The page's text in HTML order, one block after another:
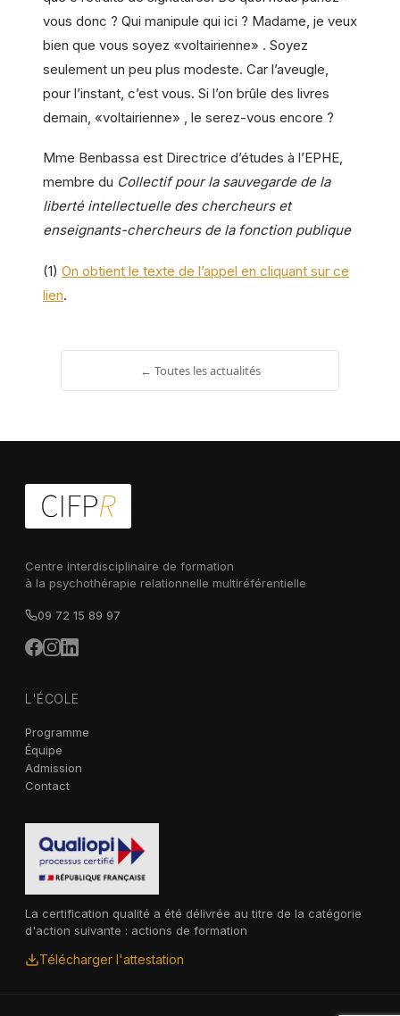
vous donc ? Qui manipule qui ici ? Madame, je veux
bien que vous soyez «voltairienne» . Soyez
seulement un peu plus modeste. Car l’aveugle,
pour l’instant, c’est vous. Si l’on brûle des livres
demain, «voltairienne» , le serez-vous encore ?
Mme Benbassa est Directrice d’études à l’EPHE,
membre du Collectif pour la sauvegarde de la
liberté intellectuelle des chercheurs et
enseignants-chercheurs de la fonction publique
(1) On obtient le texte de l’appel en cliquant sur ce
lien.
← Toutes les actualités
Centre interdisciplinaire de formation
à la psychothérapie relationnelle multiréférentielle
09 72 15 89 97
L'ÉCOLE
Programme
Équipe
Admission
Contact
La certification qualité a été délivrée au titre de la catégorie
d'action suivante : actions de formation
Télécharger l'attestation